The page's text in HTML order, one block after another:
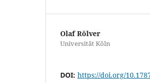
Olaf Rölver
Universität Köln
DOI: https://doi.org/